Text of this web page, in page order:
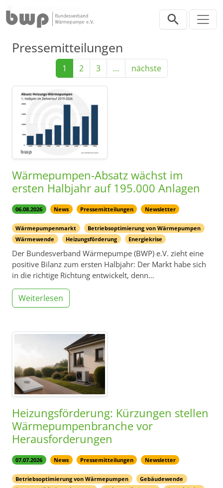
Pressemitteilungen
1 2 3 … nächste
Wärmepumpen-Absatz wächst im
ersten Halbjahr auf 195.000 Anlagen
06.08.2026 News Pressemitteilungen Newsletter
Wärmepumpenmarkt
Betriebsoptimierung von Wärmepumpen
Wärmewende
Heizungsförderung Energiekrise
Der Bundesverband Wärmepumpe (BWP) e.V. zieht eine
positive Bilanz zum ersten Halbjahr: Der Markt habe sich
in die richtige Richtung entwickelt, denn…
Weiterlesen
Heizungsförderung: Kürzungen stellen
Wärmepumpenbranche vor
Herausforderungen
07.07.2026 News Pressemitteilungen Newsletter
Betriebsoptimierung von Wärmepumpen
Gebäudewende